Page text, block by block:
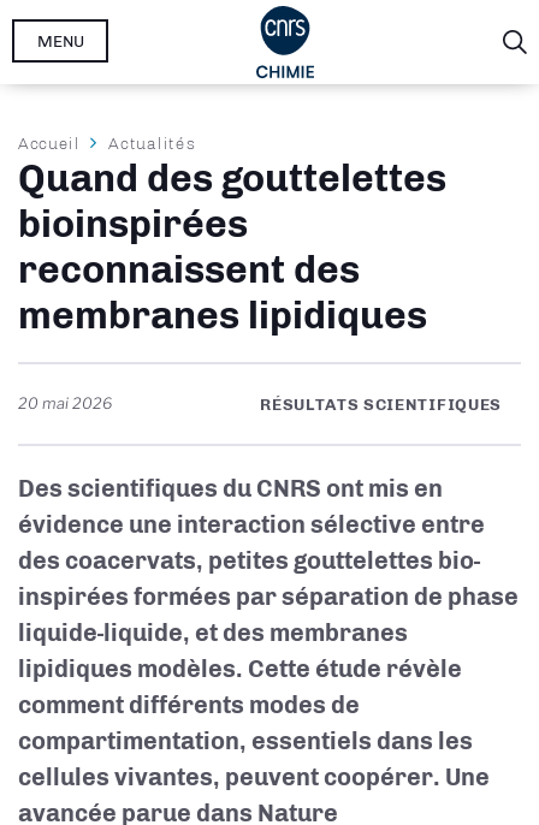
Aller
MENU
Fil
d'Ariane
Accueil Actualités
Quand des gouttelettes
bioinspirées
reconnaissent des
membranes lipidiques
20 mai 2026 RÉSULTATS SCIENTIFIQUES
Des scientifiques du CNRS ont mis en
évidence une interaction sélective entre
des coacervats, petites gouttelettes bio-
inspirées formées par séparation de phase
liquide-liquide, et des membranes
lipidiques modèles. Cette étude révèle
comment différents modes de
compartimentation, essentiels dans les
cellules vivantes, peuvent coopérer. Une
avancée parue dans Nature